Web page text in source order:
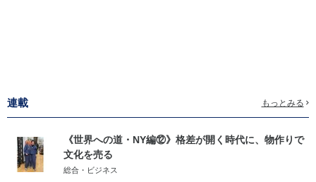
連載 もっとみる
《世界への道・NY編⑫》格差が開く時代に、物作りで
文化を売る
総合・ビジネス